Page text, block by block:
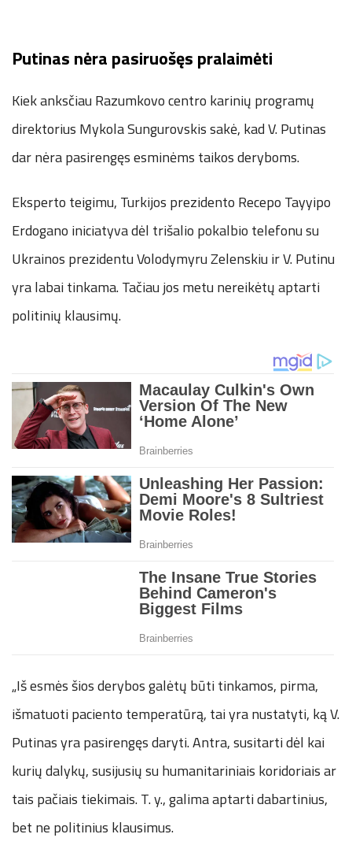
Putinas nėra pasiruošęs pralaimėti
Kiek anksčiau Razumkovo centro karinių programų
direktorius Mykola Sungurovskis sakė, kad V. Putinas
dar nėra pasirengęs esminėms taikos deryboms.
Eksperto teigimu, Turkijos prezidento Recepo Tayyipo
Erdogano iniciatyva dėl trišalio pokalbio telefonu su
Ukrainos prezidentu Volodymyru Zelenskiu ir V. Putinu
yra labai tinkama. Tačiau jos metu nereikėtų aptarti
politinių klausimų.
„Iš esmės šios derybos galėtų būti tinkamos, pirma,
išmatuoti paciento temperatūrą, tai yra nustatyti, ką V.
Putinas yra pasirengęs daryti. Antra, susitarti dėl kai
kurių dalykų, susijusių su humanitariniais koridoriais ar
tais pačiais tiekimais. T. y., galima aptarti dabartinius,
bet ne politinius klausimus.